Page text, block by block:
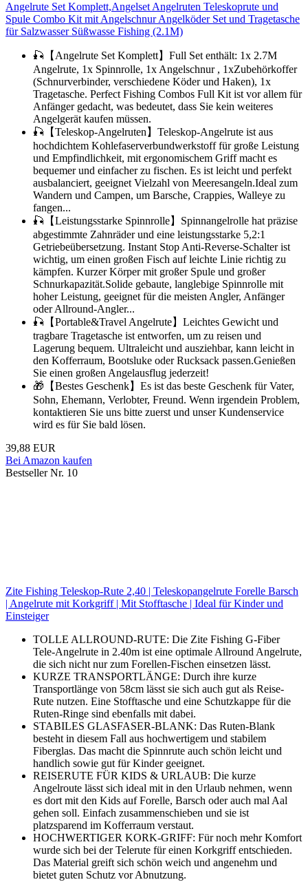
Angelrute Set Komplett,Angelset Angelruten Teleskoprute und
Spule Combo Kit mit Angelschnur Angelköder Set und Tragetasche
für Salzwasser Süßwasse Fishing (2.1M)
🎣【Angelrute Set Komplett】Full Set enthält: 1x 2.7M
Angelrute, 1x Spinnrolle, 1x Angelschnur , 1xZubehörkoffer
(Schnurverbinder, verschiedene Köder und Haken), 1x
Tragetasche. Perfect Fishing Combos Full Kit ist vor allem für
Anfänger gedacht, was bedeutet, dass Sie kein weiteres
Angelgerät kaufen müssen.
🎣【Teleskop-Angelruten】Teleskop-Angelrute ist aus
hochdichtem Kohlefaserverbundwerkstoff für große Leistung
und Empfindlichkeit, mit ergonomischem Griff macht es
bequemer und einfacher zu fischen. Es ist leicht und perfekt
ausbalanciert, geeignet Vielzahl von Meeresangeln.Ideal zum
Wandern und Campen, um Barsche, Crappies, Walleye zu
fangen...
🎣【Leistungsstarke Spinnrolle】Spinnangelrolle hat präzise
abgestimmte Zahnräder und eine leistungsstarke 5,2:1
Getriebeübersetzung. Instant Stop Anti-Reverse-Schalter ist
wichtig, um einen großen Fisch auf leichte Linie richtig zu
kämpfen. Kurzer Körper mit großer Spule und großer
Schnurkapazität.Solide gebaute, langlebige Spinnrolle mit
hoher Leistung, geeignet für die meisten Angler, Anfänger
oder Allround-Angler...
🎣【Portable&Travel Angelrute】Leichtes Gewicht und
tragbare Tragetasche ist entworfen, um zu reisen und
Lagerung bequem. Ultraleicht und ausziehbar, kann leicht in
den Kofferraum, Bootsluke oder Rucksack passen.Genießen
Sie einen großen Angelausflug jederzeit!
🎁【Bestes Geschenk】Es ist das beste Geschenk für Vater,
Sohn, Ehemann, Verlobter, Freund. Wenn irgendein Problem,
kontaktieren Sie uns bitte zuerst und unser Kundenservice
wird es für Sie bald lösen.
39,88 EUR
Bei Amazon kaufen
Bestseller Nr. 10
Zite Fishing Teleskop-Rute 2,40 | Teleskopangelrute Forelle Barsch
| Angelrute mit Korkgriff | Mit Stofftasche | Ideal für Kinder und
Einsteiger
TOLLE ALLROUND-RUTE: Die Zite Fishing G-Fiber
Tele-Angelrute in 2.40m ist eine optimale Allround Angelrute,
die sich nicht nur zum Forellen-Fischen einsetzen lässt.
KURZE TRANSPORTLÄNGE: Durch ihre kurze
Transportlänge von 58cm lässt sie sich auch gut als Reise-
Rute nutzen. Eine Stofftasche und eine Schutzkappe für die
Ruten-Ringe sind ebenfalls mit dabei.
STABILES GLASFASER-BLANK: Das Ruten-Blank
besteht in diesem Fall aus hochwertigem und stabilem
Fiberglas. Das macht die Spinnrute auch schön leicht und
handlich sowie gut für Kinder geeignet.
REISERUTE FÜR KIDS & URLAUB: Die kurze
Angelroute lässt sich ideal mit in den Urlaub nehmen, wenn
es dort mit den Kids auf Forelle, Barsch oder auch mal Aal
gehen soll. Einfach zusammenschieben und sie ist
platzsparend im Kofferraum verstaut.
HOCHWERTIGER KORK-GRIFF: Für noch mehr Komfort
wurde sich bei der Telerute für einen Korkgriff entschieden.
Das Material greift sich schön weich und angenehm und
bietet guten Schutz vor Abnutzung.